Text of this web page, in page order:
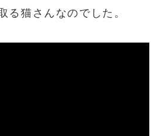
る猫さんなのでした。